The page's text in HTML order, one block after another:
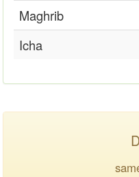
Maghrib
Icha